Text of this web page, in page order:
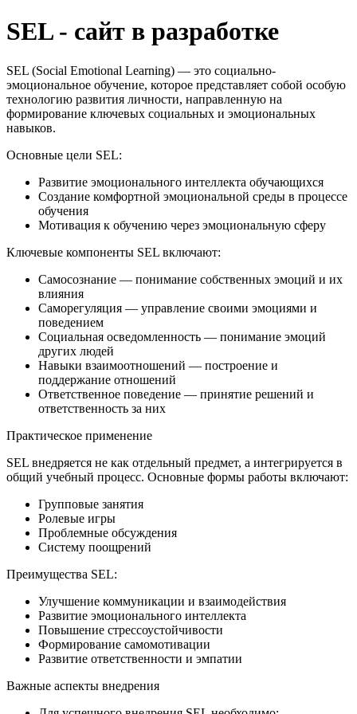
SEL - сайт в разработке
SEL (Social Emotional Learning) — это социально-
эмоциональное обучение, которое представляет собой особую
технологию развития личности, направленную на
формирование ключевых социальных и эмоциональных
навыков.
Основные цели SEL:
Развитие эмоционального интеллекта обучающихся
Создание комфортной эмоциональной среды в процессе
обучения
Мотивация к обучению через эмоциональную сферу
Ключевые компоненты SEL включают:
Самосознание — понимание собственных эмоций и их
влияния
Саморегуляция — управление своими эмоциями и
поведением
Социальная осведомленность — понимание эмоций
других людей
Навыки взаимоотношений — построение и
поддержание отношений
Ответственное поведение — принятие решений и
ответственность за них
Практическое применение
SEL внедряется не как отдельный предмет, а интегрируется в
общий учебный процесс. Основные формы работы включают:
Групповые занятия
Ролевые игры
Проблемные обсуждения
Систему поощрений
Преимущества SEL:
Улучшение коммуникации и взаимодействия
Развитие эмоционального интеллекта
Повышение стрессоустойчивости
Формирование самомотивации
Развитие ответственности и эмпатии
Важные аспекты внедрения